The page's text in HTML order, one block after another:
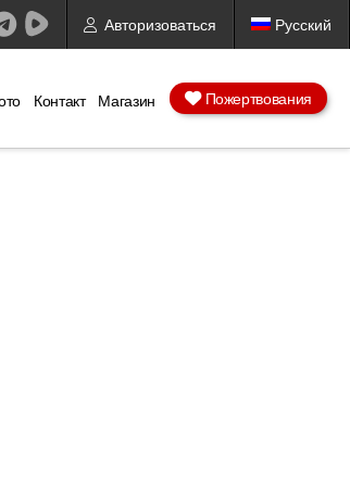
Авторизоваться Русский
Контакт Магазин Пожертвования